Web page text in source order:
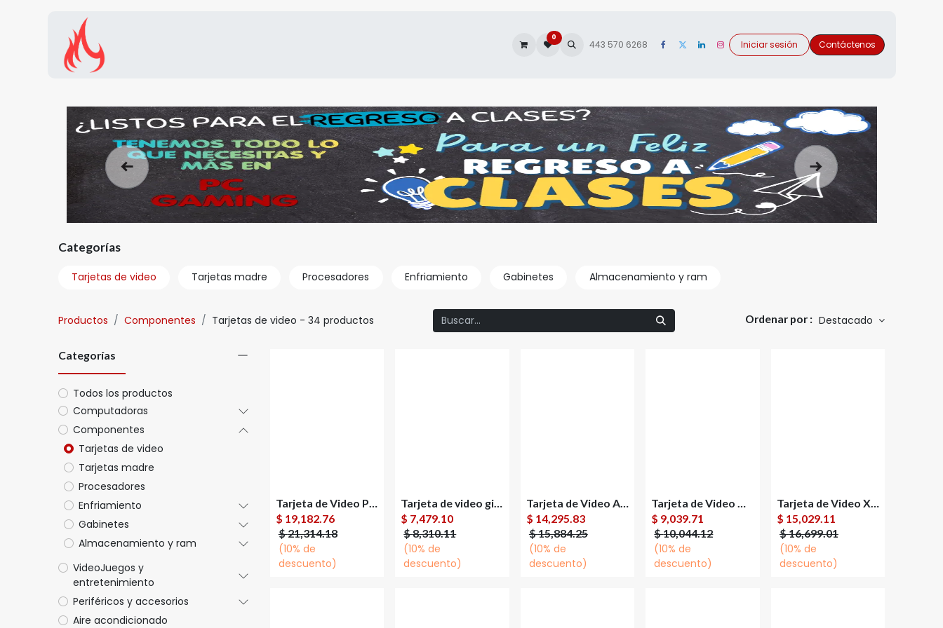
0
443 570 6268 Iniciar sesión Contáctenos
Anterior Siguiente
Categorías
Tarjetas de video Tarjetas madre Procesadores Enfriamiento Gabinetes Almacenamiento y ram
Productos Componentes Tarjetas de video - 34 productos Ordenar por : Destacado
Categorías
Todos los productos
Computadoras
Componentes
Tarjetas de video
Tarjetas madre
Procesadores
Enfriamiento
Gabinetes
Almacenamiento y ram
VideoJuegos y
entretenimiento
Periféricos y accesorios
Aire acondicionado
Agregar al
carrito
Tarjeta de Video PNY NVIDIA RTX PRO 2000 Blackwell, 16GB 128-bit GDDR7, PCI Express x8 5.0
$ 19,182.76
$21,314.18
(10% de
descuento)
Agregar al
carrito
Tarjeta de video gigabyte gv-n5060gaming oc-8gd rtx 5060 gddr7 8 gb
$ 7,479.10
$8,310.11
(10% de
descuento)
Agregar al
carrito
Tarjeta de Video ASUS AMD Radeon RX 9070 XT Prime OC, 16GB 256-bit GDDR6, PCI Express x16 5.0
$ 14,295.83
$15,884.25
(10% de
descuento)
Agregar al
carrito
Tarjeta de Video Gigabyte NVIDIA GeForce RTX 5060 Ti WINDFORCE OC 8GB 128-bit GDDR7 PCI Express x8 5.0
$ 9,039.71
$10,044.12
(10% de
descuento)
Agregar al
carrito
Tarjeta de Video XFX AMD Radeon RX 9070 XT White Gaming Edition, 16GB 256-bit GDDR6, PCI Express 5.0
$ 15,029.11
$16,699.01
(10% de
descuento)